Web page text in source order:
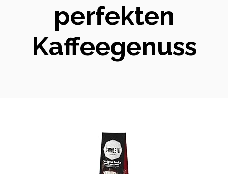
perfekten
Kaffeegenuss